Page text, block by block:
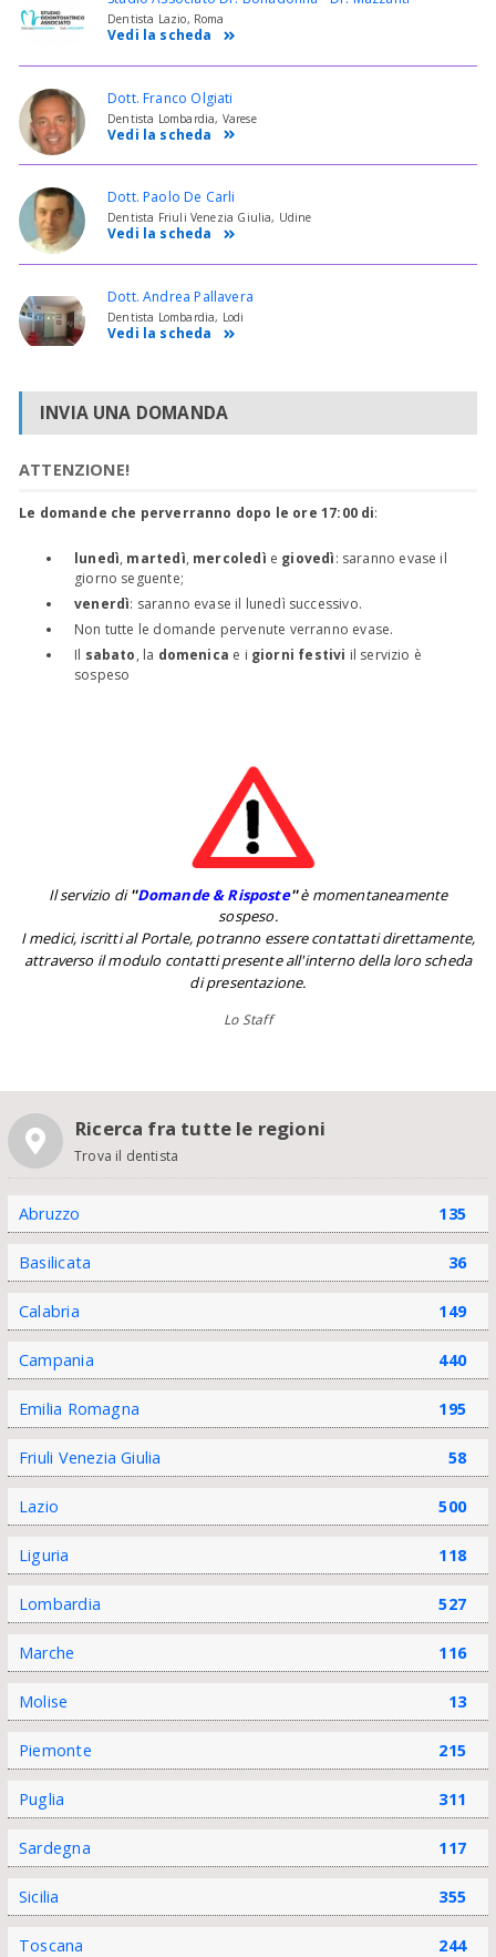
Dentista Lazio, Roma
Vedi la scheda
Dott. Franco Olgiati
Dentista Lombardia, Varese
Vedi la scheda
Dott. Paolo De Carli
Dentista Friuli Venezia Giulia, Udine
Vedi la scheda
Dott. Andrea Pallavera
Dentista Lombardia, Lodi
Vedi la scheda
INVIA UNA DOMANDA
ATTENZIONE!
Le domande che perverranno dopo le ore 17:00 di:
lunedì, martedì, mercoledì e giovedì: saranno evase il
giorno seguente;
venerdì: saranno evase il lunedì successivo.
Non tutte le domande pervenute verranno evase.
Il sabato, la domenica e i giorni festivi il servizio è
sospeso
Il servizio di''Domande & Risposte''è momentaneamente
sospeso.
I medici, iscritti al Portale, potranno essere contattati direttamente,
attraverso il modulo contatti presente all'interno della loro scheda
di presentazione.
Lo Staff
Ricerca fra tutte le regioni
Trova il dentista
Abruzzo 135
Basilicata 36
Calabria 149
Campania 440
Emilia Romagna 195
Friuli Venezia Giulia 58
Lazio 500
Liguria 118
Lombardia 527
Marche 116
Molise 13
Piemonte 215
Puglia 311
Sardegna 117
Sicilia 355
Toscana 244